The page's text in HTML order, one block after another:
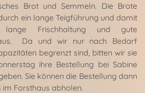
Brot und Semmeln. Die Brote
ein lange Teigführung und damit
Frischhaltung und gute
Da und wir nur nach Bedarf
begrenzt sind, bitten wir sie
ihre Bestellung bei Sabine
Sie können die Bestellung dann
Forsthaus abholen.